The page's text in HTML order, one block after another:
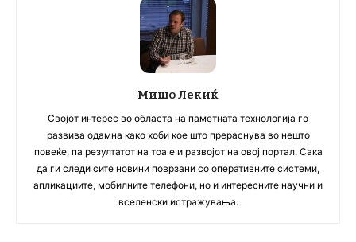
Мишо Лекиќ
Својот интерес во областа на паметната технологија го
развива одамна како хоби кое што прераснува во нешто
повеќе, па резултатот на тоа е и развојот на овој портал. Сака
да ги следи сите новини поврзани со оперативните системи,
апликациите, мобилните телефони, но и интересните научни и
вселенски истражувања.